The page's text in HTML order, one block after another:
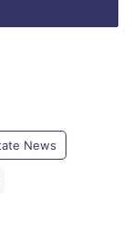
News